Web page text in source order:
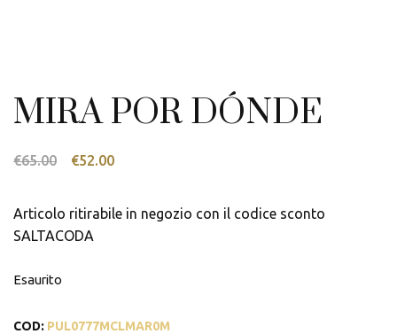
MIRA POR DÓNDE
€65.00
Il
originale
€52.00
Articolo ritirabile in negozio con il codice sconto
SALTACODA
Esaurito
COD: PUL0777MCLMAR0M